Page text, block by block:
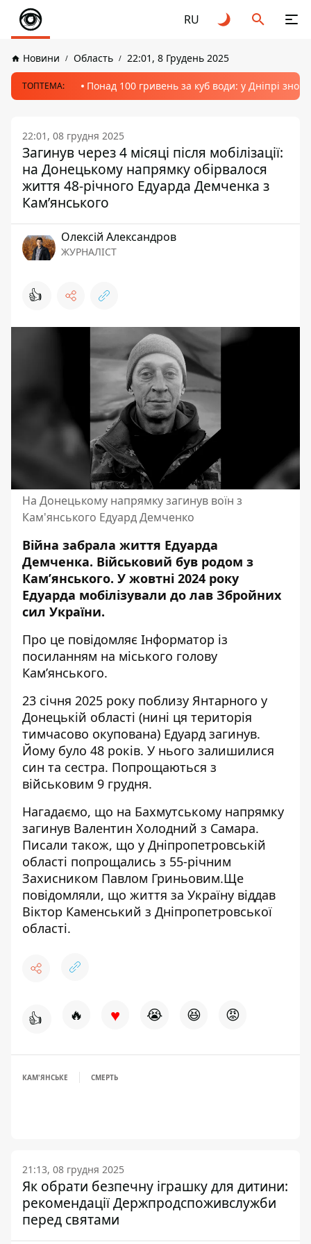
RU
Новини Область 22:01, 8 Грудень 2025
ТОПТЕМА: Понад 100 гривень за куб води: у Дніпрі
22:01, 08 грудня 2025
Загинув через 4 місяці після мобілізації:
на Донецькому напрямку обірвалося
життя 48-річного Едуарда Демченка з
Кам’янського
Олексій Александров
ЖУРНАЛІСТ
👍
На Донецькому напрямку загинув воїн з
Кам'янського Едуард Демченко
Війна забрала життя Едуарда
Демченка. Військовий був родом з
Кам’янського. У жовтні 2024 року
Едуарда мобілізували до лав Збройних
сил України.
Про це повідомляє Інформатор із
посиланням на міського голову
Кам’янського.
23 січня 2025 року поблизу Янтарного у
Донецькій області (нині ця територія
тимчасово окупована) Едуард загинув.
Йому було 48 років. У нього залишилися
син та сестра. Попрощаються з
військовим 9 грудня.
Нагадаємо, що на Бахмутському напрямку
загинув Валентин Холодний з Самара.
Писали також, що у Дніпропетровській
області попрощались з 55-річним
Захисником Павлом Гриньовим.Ще
повідомляли, що життя за Україну віддав
Віктор Каменський з Дніпропетровської
області.
👍 🔥 ♥ 😭 😆 😡
КАМ'ЯНСЬКЕ СМЕРТЬ
21:13, 08 грудня 2025
Як обрати безпечну іграшку для дитини:
рекомендації Держпродспоживслужби
перед святами